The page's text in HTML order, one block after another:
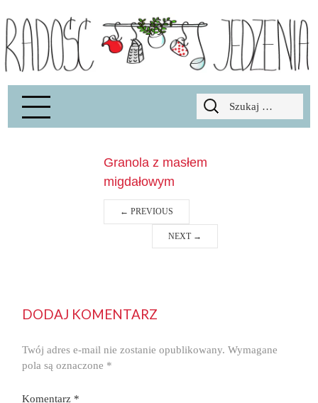
Radość Jedzenia – blog kulinarny
Szukaj:
Granola z masłem
migdałowym
← PREVIOUS
NEXT →
DODAJ KOMENTARZ
Twój adres e-mail nie zostanie opublikowany. Wymagane
pola są oznaczone *
Komentarz *